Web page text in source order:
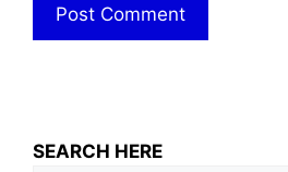
SEARCH HERE